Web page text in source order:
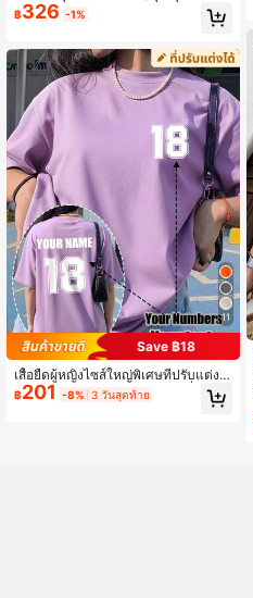
ายเสือดาว คอวี สำหรับผู้หญิง ใส่ในช่วง
ปิดเทอมหรือท่องเที่ยวชายทะเล
฿326 -1%
11
Save ฿18
เสื้อยืดผู้หญิงไซส์ใหญ่พิเศษที่ปรับแต่งไ
ด้ สามารถพิมพ์หมายเลข โลโก้ ชื่อ/ข้อค
วาม/หมายเลขโชคดีด้านหน้าและด้าน
฿201 -8% 3 วันสุดท้าย